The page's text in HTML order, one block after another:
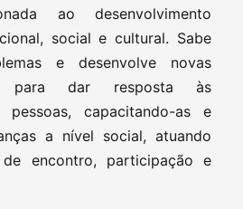
ao desenvolvimento
social e cultural. Sabe
e desenvolve novas
para dar resposta às
pessoas, capacitando-as e
a nível social, atuando
encontro, participação e